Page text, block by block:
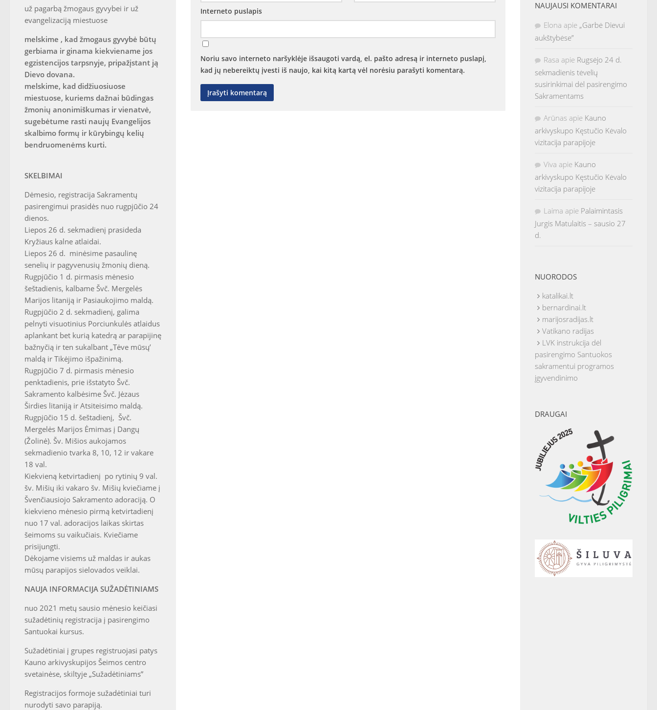
Interneto puslapis
Noriu savo interneto naršyklėje išsaugoti vardą, el. pašto adresą ir interneto puslapį,
kad jų nebereiktų įvesti iš naujo, kai kitą kartą vėl norėsiu parašyti komentarą.
už pagarbą žmogaus gyvybei ir už
evangelizaciją miestuose
melskime , kad žmogaus gyvybė būtų
gerbiama ir ginama kiekviename jos
egzistencijos tarpsnyje, pripažįstant ją
Dievo dovana.
melskime, kad didžiuosiuose
miestuose, kuriems dažnai būdingas
žmonių anonimiškumas ir vienatvė,
sugebėtume rasti naujų Evangelijos
skalbimo formų ir kūrybingų kelių
bendruomenėms kurti.
SKELBIMAI
Dėmesio, registracija Sakramentų
pasirengimui prasidės nuo rugpjūčio 24
dienos.
Liepos 26 d. sekmadienį prasideda
Kryžiaus kalne atlaidai.
Liepos 26 d. minėsime pasaulinę
senelių ir pagyvenusių žmonių dieną.
Rugpjūčio 1 d. pirmasis mėnesio
šeštadienis, kalbame Švč. Mergelės
Marijos litaniją ir Pasiaukojimo maldą.
Rugpjūčio 2 d. sekmadienį, galima
pelnyti visuotinius Porciunkulės atlaidus
aplankant bet kurią katedrą ar parapijinę
bažnyčią ir ten sukalbant „Tėve mūsų’
maldą ir Tikėjimo išpažinimą.
Rugpjūčio 7 d. pirmasis mėnesio
penktadienis, prie išstatyto Švč.
Sakramento kalbėsime Švč. Jėzaus
Širdies litaniją ir Atsiteisimo maldą.
Rugpjūčio 15 d. šeštadienį, Švč.
Mergelės Marijos Ėmimas į Dangų
(Žolinė). Šv. Mišios aukojamos
sekmadienio tvarka 8, 10, 12 ir vakare
18 val.
Kiekvieną ketvirtadienį po rytinių 9 val.
šv. Mišių iki vakaro šv. Mišių kviečiame į
Švenčiausiojo Sakramento adoraciją. O
kiekvieno mėnesio pirmą ketvirtadienį
nuo 17 val. adoracijos laikas skirtas
šeimoms su vaikučiais. Kviečiame
prisijungti.
Dėkojame visiems už maldas ir aukas
mūsų parapijos sielovados veiklai.
NAUJA INFORMACIJA SUŽADĖTINIAMS
nuo 2021 metų sausio mėnesio keičiasi
sužadėtinių registracija į pasirengimo
Santuokai kursus.
Sužadėtiniai į grupes registruojasi patys
Kauno arkivyskupijos Šeimos centro
svetainėse, skiltyje „Sužadėtiniams”
Registracijos formoje sužadėtiniai turi
nurodyti savo parapiją.
NAUJAUSI KOMENTARAI
Elona apie „Garbė Dievui
aukštybėse”
Rasa apie Rugsėjo 24 d.
sekmadienis tėvelių
susirinkimai dėl pasirengimo
Sakramentams
Arūnas apie Kauno
arkivyskupo Kęstučio Kėvalo
vizitacija parapijoje
Viva apie Kauno
arkivyskupo Kęstučio Kėvalo
vizitacija parapijoje
Laima apie Palaimintasis
Jurgis Matulaitis – sausio 27
d.
NUORODOS
katalikai.lt
bernardinai.lt
marijosradijas.lt
Vatikano radijas
LVK instrukcija dėl
pasirengimo Santuokos
sakramentui programos
įgyvendinimo
DRAUGAI